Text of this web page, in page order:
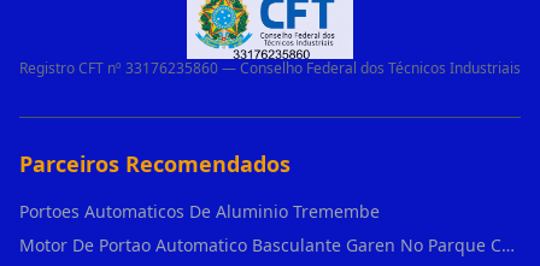
Registro CFT nº 33176235860 — Conselho Federal dos Técnicos Industriais
Parceiros Recomendados
Portoes Automaticos De Aluminio Tremembe
Motor De Portao Automatico Basculante Garen No Parque Colonial